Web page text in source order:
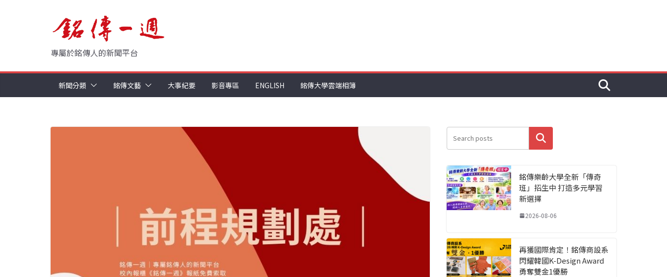
專屬於銘傳人的新聞平台
新聞分類 銘傳文藝 大事紀要 影音專區 ENGLISH 銘傳大學雲端相簿
搜尋
銘傳樂齡大學全新「傳奇
班」招生中 打造多元學習
新選擇
2026-08-06
再獲國際肯定！銘傳商設系
閃耀韓國K-Design Award
勇奪雙金1優勝